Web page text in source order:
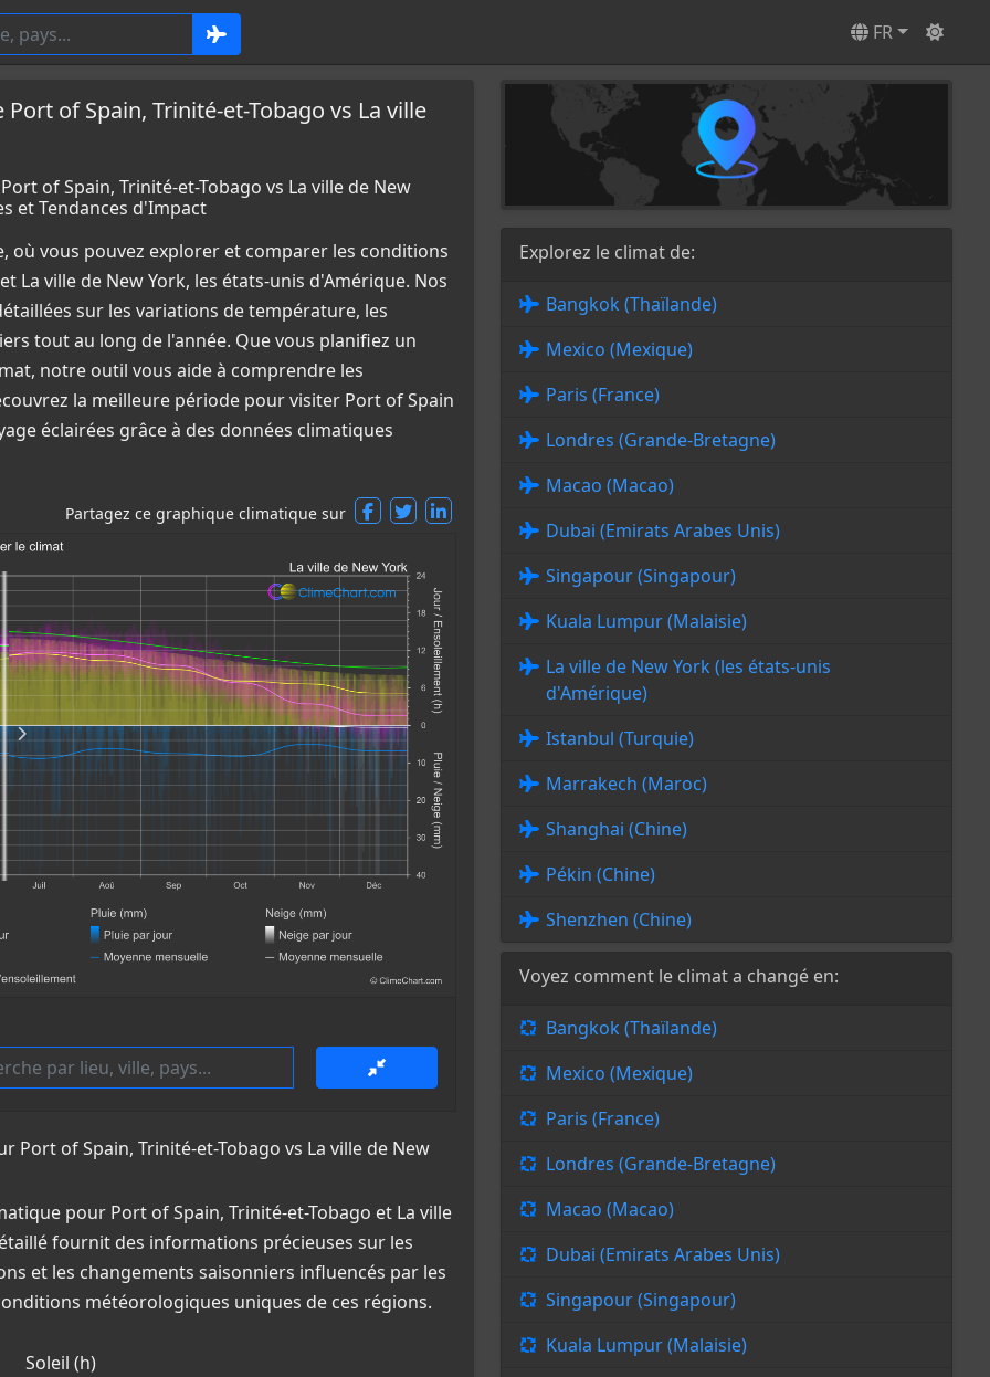
FR
of Spain, Trinité-et-Tobago vs La ville
of Spain, Trinité-et-Tobago vs La ville de New
et Tendances d'Impact
vous pouvez explorer et comparer les conditions
La ville de New York, les états-unis d'Amérique. Nos
sur les variations de température, les
tout au long de l'année. Que vous planifiez un
notre outil vous aide à comprendre les
la meilleure période pour visiter Port of Spain
éclairées grâce à des données climatiques
Partagez ce graphique climatique sur
Port of Spain, Trinité-et-Tobago vs La ville de New
pour Port of Spain, Trinité-et-Tobago et La ville
fournit des informations précieuses sur les
et les changements saisonniers influencés par les
météorologiques uniques de ces régions.
Soleil (h)
Explorez le climat de:
Bangkok (Thaïlande)
Mexico (Mexique)
Paris (France)
Londres (Grande-Bretagne)
Macao (Macao)
Dubai (Emirats Arabes Unis)
Singapour (Singapour)
Kuala Lumpur (Malaisie)
La ville de New York (les états-unis
d'Amérique)
Istanbul (Turquie)
Marrakech (Maroc)
Shanghai (Chine)
Pékin (Chine)
Shenzhen (Chine)
Voyez comment le climat a changé en:
Bangkok (Thaïlande)
Mexico (Mexique)
Paris (France)
Londres (Grande-Bretagne)
Macao (Macao)
Dubai (Emirats Arabes Unis)
Singapour (Singapour)
Kuala Lumpur (Malaisie)